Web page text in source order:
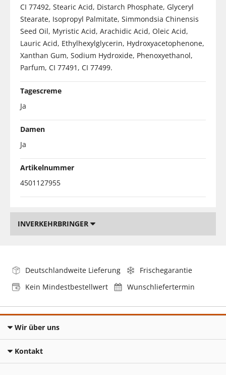
CI 77492, Stearic Acid, Distarch Phosphate, Glyceryl
Stearate, Isopropyl Palmitate, Simmondsia Chinensis
Seed Oil, Myristic Acid, Arachidic Acid, Oleic Acid,
Lauric Acid, Ethylhexylglycerin, Hydroxyacetophenone,
Xanthan Gum, Sodium Hydroxide, Phenoxyethanol,
Parfum, CI 77491, CI 77499.
Tagescreme
Ja
Damen
Ja
Artikelnummer
4501127955
INVERKEHRBRINGER
Deutschlandweite Lieferung
Frischegarantie
Kein Mindestbestellwert
Wunschliefertermin
Wir über uns
Kontakt